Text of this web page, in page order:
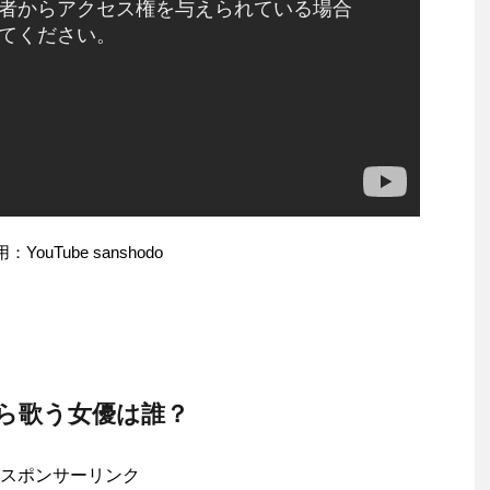
：YouTube sanshodo
歌う女優は誰？
スポンサーリンク